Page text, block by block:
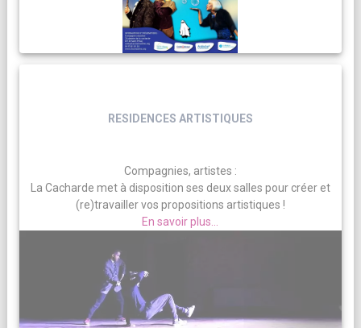
RESIDENCES ARTISTIQUES
Compagnies, artistes :
La Cacharde met à disposition ses deux salles pour créer et
(re)travailler vos propositions artistiques !
En savoir plus...